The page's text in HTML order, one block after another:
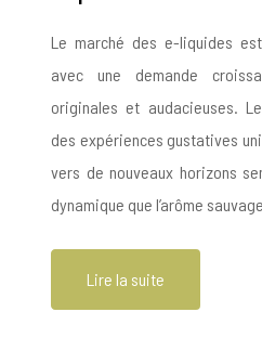
Le marché des e-liquides
avec une demande
originales et audacieuses.
des expériences gustatives
vers de nouveaux horizons
dynamique que l’arôme
Lire la suite